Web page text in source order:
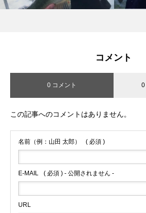
コメント
0 コメント 0
この記事へのコメントはありません。
名前（例：山田 太郎） ( 必須 )
E-MAIL ( 必須 ) - 公開されません -
URL